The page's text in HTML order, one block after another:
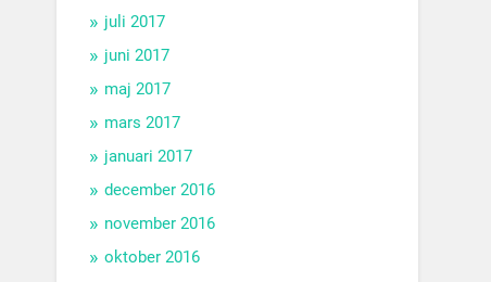
juli 2017
juni 2017
maj 2017
mars 2017
januari 2017
december 2016
november 2016
oktober 2016